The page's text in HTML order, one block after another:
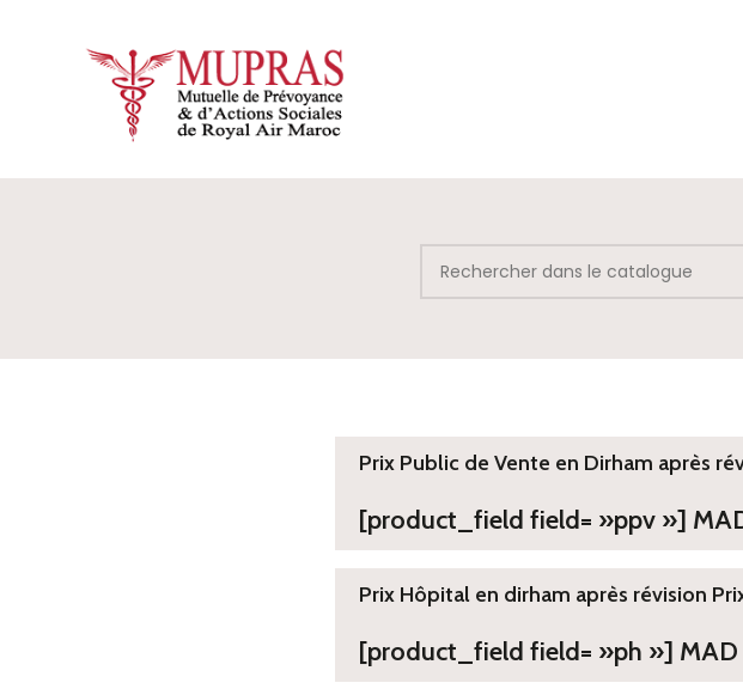
Prix Public de Vente en Dirham après
[product_field field= »ppv »]
Prix Hôpital en dirham après révision
[product_field field= »ph »] MAD